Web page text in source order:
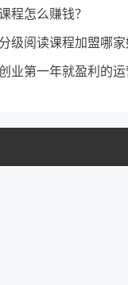
程怎么赚钱？
级阅读课程加盟哪家